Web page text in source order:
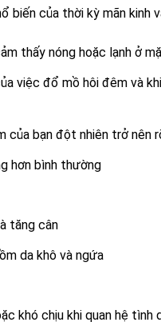
biến của thời kỳ mãn kinh
thấy nóng hoặc lạnh ở
việc đổ mồ hôi đêm và
của bạn đột nhiên trở nên
hơn bình thường
tăng cân
da khô và ngứa
khó chịu khi quan hệ tình